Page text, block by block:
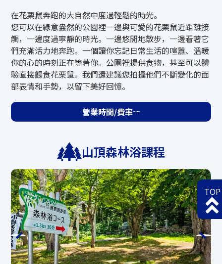
在花栗鼠奔跑的大自然中度過輕鬆的時光。
您可以在綠意盎然的公園裡一邊與可愛的花栗鼠近距離接
觸，一邊度過寧靜的時光。一邊悠閒地散步，一邊看著它
們充滿活力地奔跑。一個讓你忘記日常生活的喧囂、溫暖
你的心的時刻正在等著你。公園裡提供食物，甚至可以體
驗直接餵食花栗鼠。我們還建議您拍攝他們不斷變化的面
部表情和手勢，以留下美好回憶。
營業時間/費率
山頂森林浴課程
*請注意，如果即使在山腳下風力也很大，
出於安全考慮，行程將被取消。
*營運決定將於17:00左右做出，並在mate
的Instagram上做出https://www.instagra
m.com/mate.hotairballoon/的故事
它將發佈在天狗山官方主頁上。
天狗山滑塊
營業期間
5月23日（週六）～10月12日（週一·假
日）
營業時間
捲動
TOP